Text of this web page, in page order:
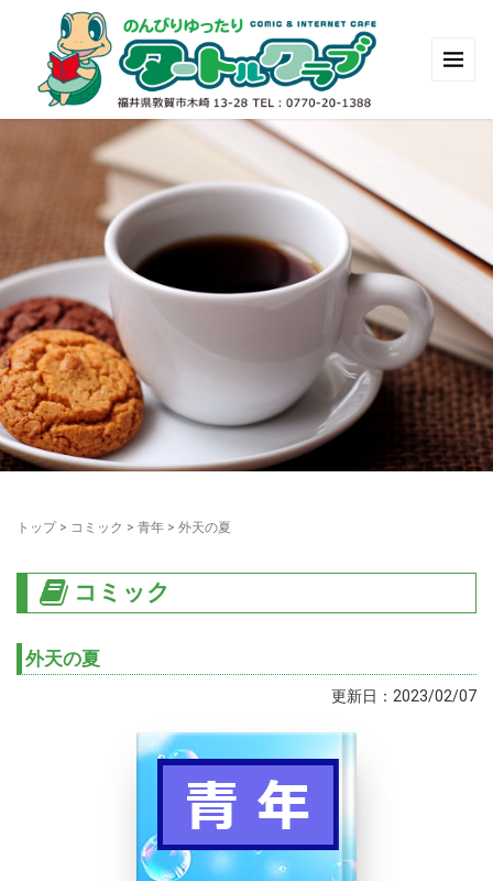
トップ> コミック > 青年 > 外天の夏
コミック
外天の夏
更新日：2023/02/07